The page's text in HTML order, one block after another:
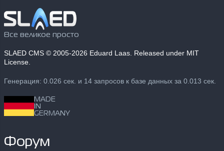
Все великое просто
SLAED CMS © 2005-2026 Eduard Laas. Released under MIT
License.
Генерация: 0.026 сек. и 14 запросов к базе данных за 0.013 сек.
MADE
IN
GERMANY
Форум